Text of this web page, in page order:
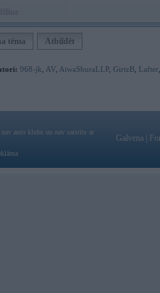
tēma Atbildēt
968-jk AV AiwaShuraLLP, GirtzB Lafter
auto klubs un nav saistīts ar
Galvena